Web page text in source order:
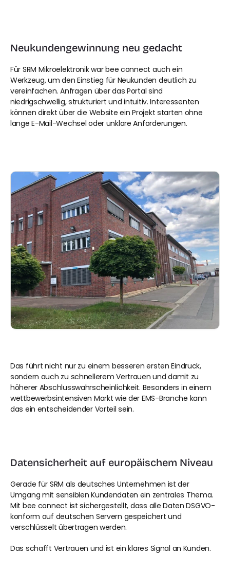
Neukundengewinnung neu gedacht
Für SRM Mikroelektronik war bee connect auch ein
Werkzeug, um den Einstieg für Neukunden deutlich zu
vereinfachen. Anfragen über das Portal sind
niedrigschwellig, strukturiert und intuitiv. Interessenten
können direkt über die Website ein Projekt starten ohne
lange E-Mail-Wechsel oder unklare Anforderungen.
Das führt nicht nur zu einem besseren ersten Eindruck,
sondern auch zu schnellerem Vertrauen und damit zu
höherer Abschlusswahrscheinlichkeit. Besonders in einem
wettbewerbsintensiven Markt wie der EMS-Branche kann
das ein entscheidender Vorteil sein.
Datensicherheit auf europäischem Niveau
Gerade für SRM als deutsches Unternehmen ist der
Umgang mit sensiblen Kundendaten ein zentrales Thema.
Mit bee connect ist sichergestellt, dass alle Daten DSGVO-
konform auf deutschen Servern gespeichert und
verschlüsselt übertragen werden.
Das schafft Vertrauen und ist ein klares Signal an Kunden.